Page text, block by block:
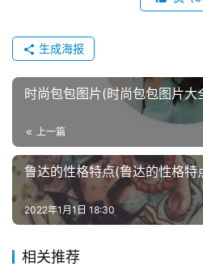
生成海报
时尚包包图片(时尚包包图片大
上一篇
鲁达的性格特点(鲁达的性格特
2022年1月1日 18:30
相关推荐